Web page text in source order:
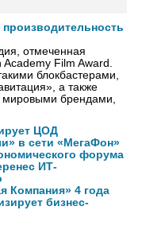
отмеченная
Film Award.
блокбастерами,
a также
брендами,
ЦОД
в сети «МегаФон»
форума
ИТ-
Компания» 4 года
бизнес-